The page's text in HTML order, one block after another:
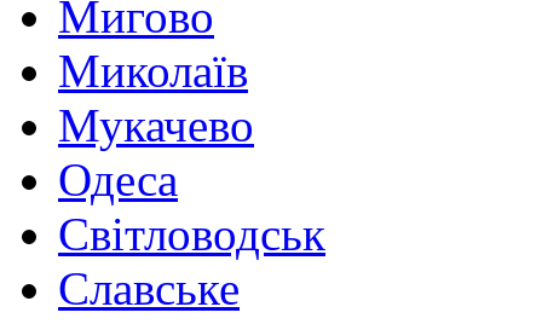
Мигово
Миколаїв
Мукачево
Одеса
Світловодськ
Славське